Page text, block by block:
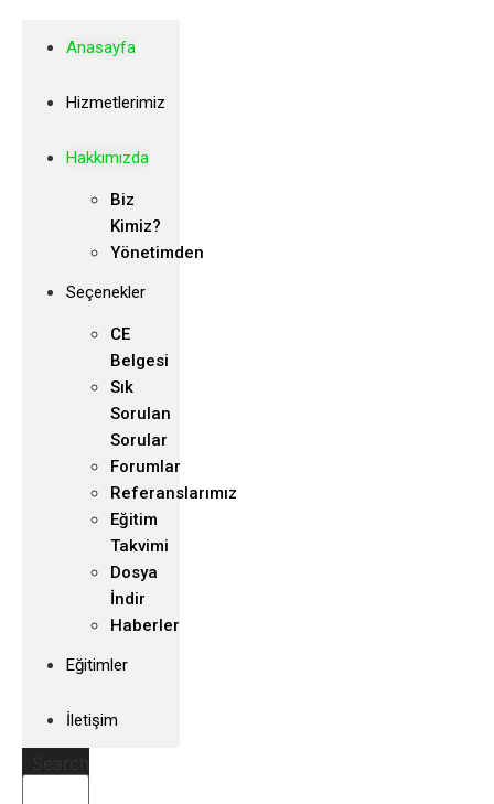
Anasayfa
Hizmetlerimiz
Hakkımızda
Biz
Kimiz?
Yönetimden
Seçenekler
CE
Belgesi
Sık
Sorulan
Sorular
Forumlar
Referanslarımız
Eğitim
Takvimi
Dosya
İndir
Haberler
Eğitimler
İletişim